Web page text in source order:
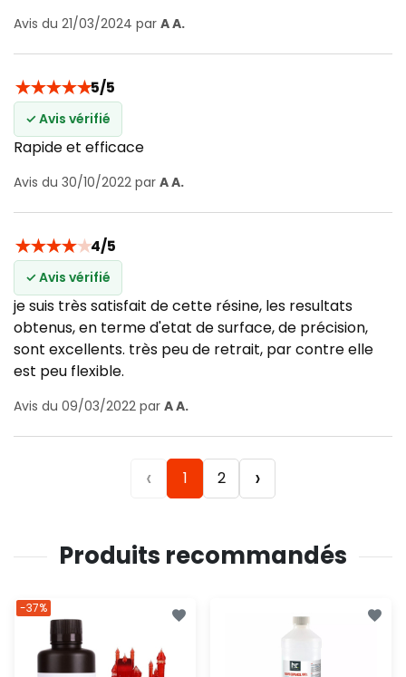
Avis du 21/03/2024 par A A.
★★★★★5/5
✓ Avis vérifié
Rapide et efficace
Avis du 30/10/2022 par A A.
★★★★★4/5
✓ Avis vérifié
je suis très satisfait de cette résine, les resultats
obtenus, en terme d'etat de surface, de précision,
sont excellents. très peu de retrait, par contre elle
est peu flexible.
Avis du 09/03/2022 par A A.
‹ 1 2 ›
Produits recommandés
-37%